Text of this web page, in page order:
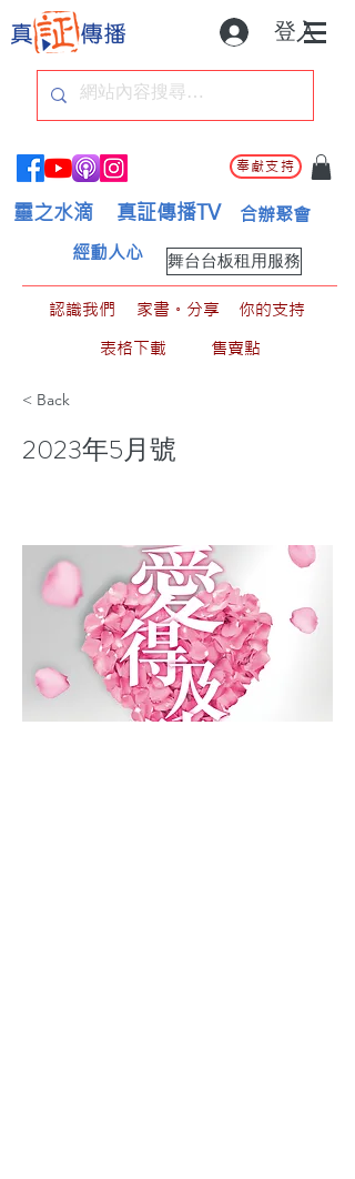
登入
奉獻支持
靈之水滴 真証傳播TV 合辦聚會
舞台台板租用服務
經動人心
認識我們 家書。分享
你的支持
表格下載
售賣點
< Back
2023年5月號